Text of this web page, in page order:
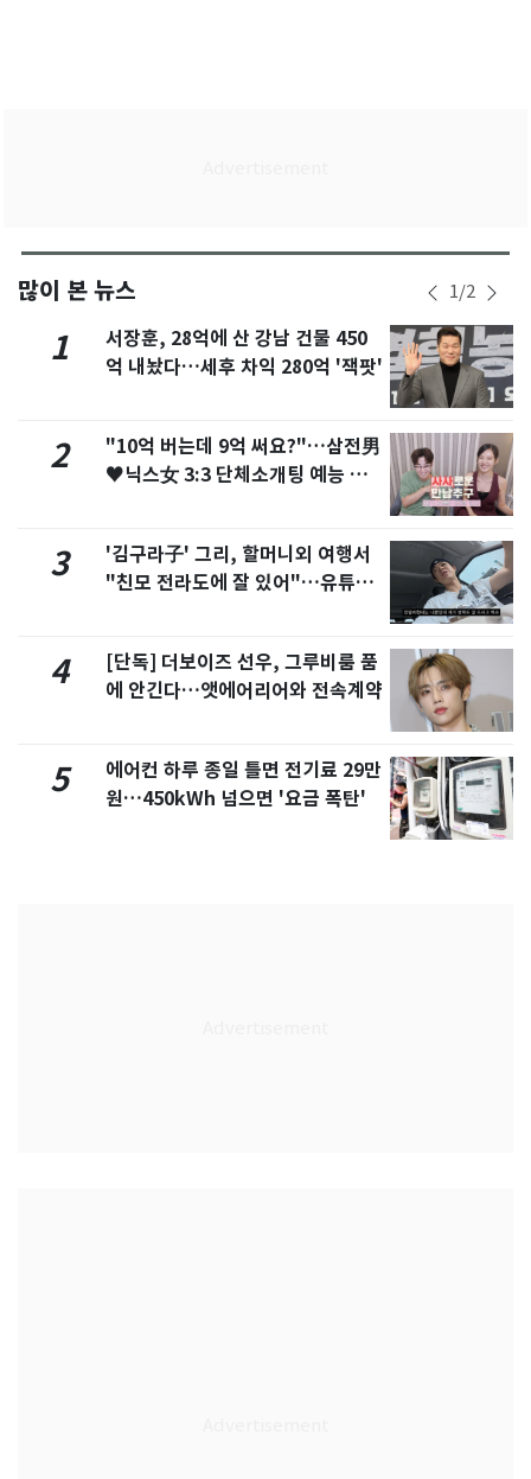
많이 본 뉴스 1/2
1
서장훈, 28억에 산 강남 건물 450
억 내놨다…세후 차익 280억 '잭팟'
2
"10억 버는데 9억 써요?"…삼전男
♥닉스女 3:3 단체소개팅 예능 화
3
'김구라子' 그리, 할머니외 여행서
"친모 전라도에 잘 있어"…유튜브
4
[단독] 더보이즈 선우, 그루비룸 품
에 안긴다…앳에어리어와 전속계약
5
에어컨 하루 종일 틀면 전기료 29만
원…450kWh 넘으면 '요금 폭탄'